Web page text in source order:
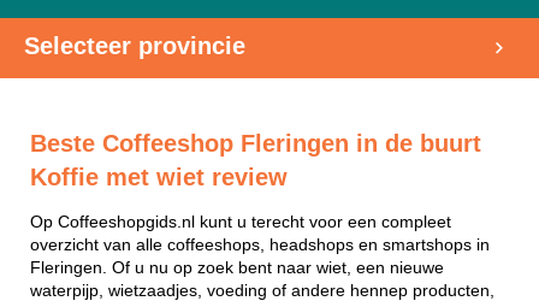
Selecteer provincie
Beste Coffeeshop Fleringen in de buurt
Koffie met wiet review
Op Coffeeshopgids.nl kunt u terecht voor een compleet
overzicht van alle coffeeshops, headshops en smartshops in
Fleringen. Of u nu op zoek bent naar wiet, een nieuwe
waterpijp, wietzaadjes, voeding of andere hennep producten,